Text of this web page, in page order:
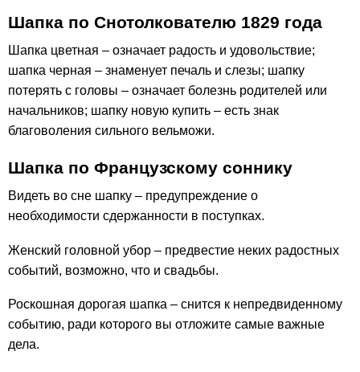
Шапка по Снотолкователю 1829 года
Шапка цветная – означает радость и удовольствие;
шапка черная – знаменует печаль и слезы; шапку
потерять с головы – означает болезнь родителей или
начальников; шапку новую купить – есть знак
благоволения сильного вельможи.
Шапка по Французскому соннику
Видеть во сне шапку – предупреждение о
необходимости сдержанности в поступках.
Женский головной убор – предвестие неких радостных
событий, возможно, что и свадьбы.
Роскошная дорогая шапка – снится к непредвиденному
событию, ради которого вы отложите самые важные
дела.